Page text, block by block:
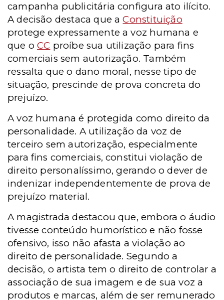
campanha publicitária configura ato ilícito.
A decisão destaca que aConstituição
protege expressamente a voz humana e
que oCC proíbe sua utilização para fins
comerciais sem autorização. Também
ressalta que o dano moral, nesse tipo de
situação, prescinde de prova concreta do
prejuízo.
A voz humana é protegida como direito da
personalidade. A utilização da voz de
terceiro sem autorização, especialmente
para fins comerciais, constitui violação de
direito personalíssimo, gerando o dever de
indenizar independentemente de prova de
prejuízo material.
A magistrada destacou que, embora o áudio
tivesse conteúdo humorístico e não fosse
ofensivo, isso não afasta a violação ao
direito de personalidade. Segundo a
decisão, o artista tem o direito de controlar a
associação de sua imagem e de sua voz a
produtos e marcas, além de ser remunerado